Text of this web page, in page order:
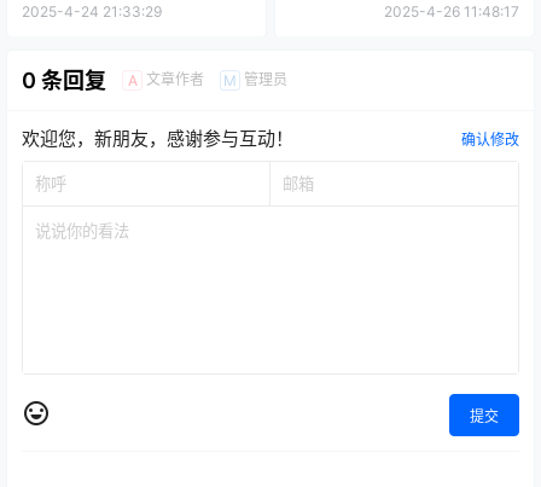
2025-4-24 21:33:29 2025-4-26 11:48:17
0 条回复 A 文章作者 M 管理员
欢迎您，新朋友，感谢参与互动！ 确认修改
提交